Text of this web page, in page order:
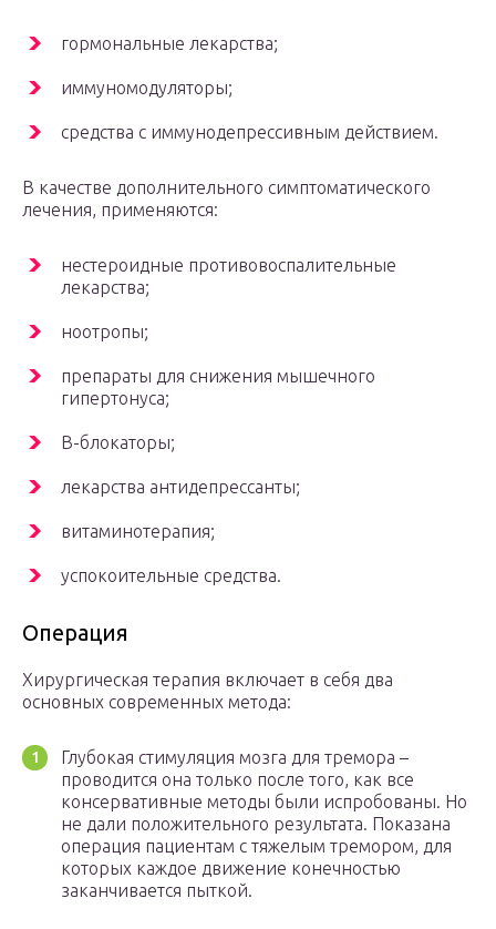
гормональные лекарства;
иммуномодуляторы;
средства с иммунодепрессивным действием.
В качестве дополнительного симптоматического
лечения, применяются:
нестероидные противовоспалительные
лекарства;
ноотропы;
препараты для снижения мышечного
гипертонуса;
В-блокаторы;
лекарства антидепрессанты;
витаминотерапия;
успокоительные средства.
Операция
Хирургическая терапия включает в себя два
основных современных метода:
Глубокая стимуляция мозга для тремора –
проводится она только после того, как все
консервативные методы были испробованы. Но
не дали положительного результата. Показана
операция пациентам с тяжелым тремором, для
которых каждое движение конечностью
заканчивается пыткой.